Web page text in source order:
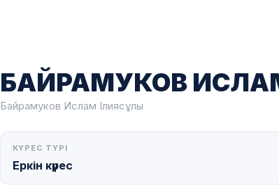
БАЙРАМУКОВ
Байрамуков Ислам Ілиясұлы
КҮРЕС ТҮРІ
Еркін күрес